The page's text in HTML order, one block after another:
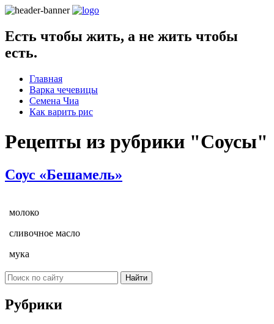
Есть чтобы жить, а не жить чтобы
есть.
Главная
Варка чечевицы
Семена Чиа
Как варить рис
Рецепты из рубрики "Соусы"
Соус «Бешамель»
молоко
сливочное масло
мука
Рубрики